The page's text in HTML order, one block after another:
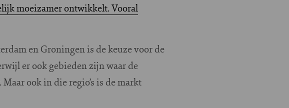
moeizamer ontwikkelt. Vooral
en Groningen is de keuze voor de
er ook gebieden zijn waar de
ook in die regio’s is de markt